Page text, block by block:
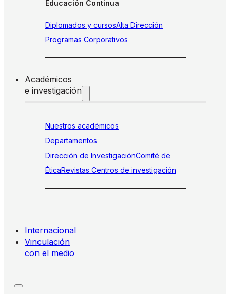
Educación Continua
Diplomados y cursosAlta Dirección
Programas Corporativos
Académicos
e investigación
Nuestros académicos
Departamentos
Dirección de InvestigaciónComité de
ÉticaRevistas Centros de investigación
Internacional
Vinculación
con el medio